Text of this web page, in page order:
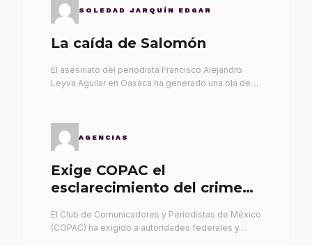
SOLEDAD JARQUÍN EDGAR
La caída de Salomón
El asesinato del periodista Francisco Alejandro
Leyva Aguilar en Oaxaca ha generado una ola de…
AGENCIAS
Exige COPAC el
esclarecimiento del crimen
El Club de Comunicadores y Periodistas de México
(COPAC) ha exigido a autoridades federales y…